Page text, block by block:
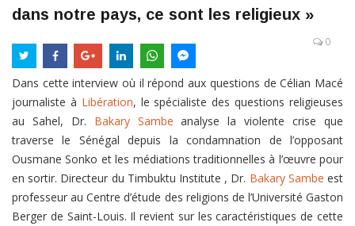
dans notre pays, ce sont les religieux »
0
Dans cette interview où il répond aux questions de Célian Macé
journaliste à Libération, le spécialiste des questions religieuses
au Sahel, Dr. Bakary Sambe analyse la violente crise que
traverse le Sénégal depuis la condamnation de l’opposant
Ousmane Sonko et les médiations traditionnelles à l’œuvre pour
en sortir. Directeur du Timbuktu Institute , Dr. Bakary Sambe est
professeur au Centre d’étude des religions de l’Université Gaston
Berger de Saint-Louis. Il revient sur les caractéristiques de cette